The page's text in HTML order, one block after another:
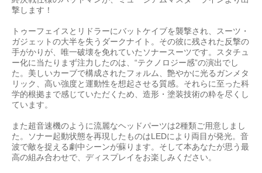
撃します！
トゥーフェイスとリドラーにバットケイブを襲撃され、スーツ・
ガジェットの大半を失うダークナイト。その彼に残された反撃の
手がかりが、唯一破壊を免れていたソナースーツです。スタチュ
ー化に当たりまず注力したのは、“テクノロジー感”の演出でし
た。美しいカーブで構成されたフォルム、艶やかに光るガンメタ
リック、高い強度と運動性を想起させる質感。それらに至った科
学的根拠まで感じていただくため、造形・塗装技術の粋を尽くし
ています。
また超音速機のように流麗なヘッドパーツは2種類ご用意しまし
た。ソナー起動状態を再現したものはLEDにより両目が発光。音
波で敵を捉える劇中シーンが蘇ります。そして本あなたが思う最
高の組み合わせで、ディスプレイをお楽しみください。